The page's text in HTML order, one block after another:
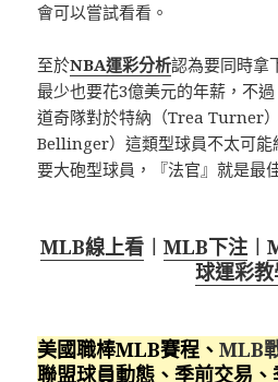
會可以嘗試看看。
至於NBA運彩分析認為要同時拿
最少也要花3億美元的年薪，不過
道奇隊對於特納（Trea Turner
Bellinger）這類型球員不太可能
要大砲型球員，『法官』就是最
MLB線上看︱ MLB下注︱
球運彩
美國職棒MLB賽程、MLB
聯盟球員動態、季前交易